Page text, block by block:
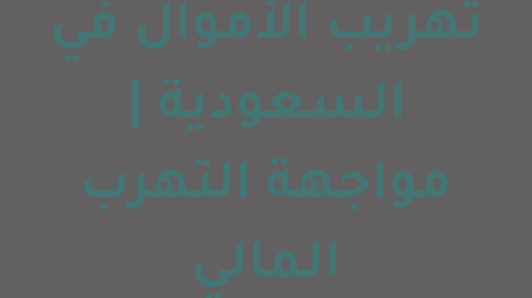
تهريب الأموال في
السعودية |
مواجهة التهرب
المالي